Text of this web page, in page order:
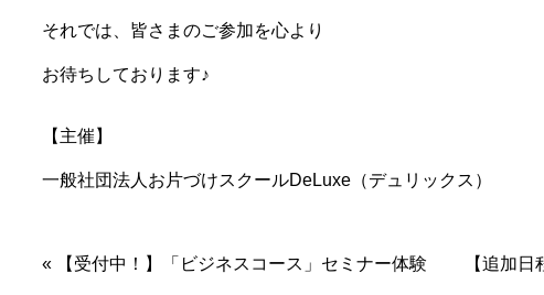
それでは、皆さまのご参加を心より
お待ちしております♪
【主催】
一般社団法人お片づけスクールDeLuxe（デュリックス）
« 【受付中！】「ビジネスコース」セミナー体験 【追加